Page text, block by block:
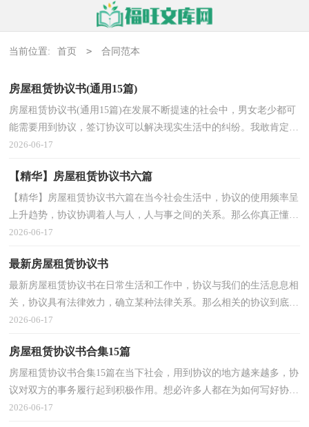
当前位置: 首页 > 合同范本
房屋租赁协议书(通用15篇)
房屋租赁协议书(通用15篇)在发展不断提速的社会中，男女老少都可
能需要用到协议，签订协议可以解决现实生活中的纠纷。我敢肯定，
大部分人都对拟定协议很是头疼的，下面是小编帮大家...
2026-06-17
【精华】房屋租赁协议书六篇
【精华】房屋租赁协议书六篇在当今社会生活中，协议的使用频率呈
上升趋势，协议协调着人与人，人与事之间的关系。那么你真正懂得
怎么写好协议吗？下面是小编整理的房屋租赁协议书7...
2026-06-17
最新房屋租赁协议书
最新房屋租赁协议书在日常生活和工作中，协议与我们的生活息息相
关，协议具有法律效力，确立某种法律关系。那么相关的协议到底怎
么写呢？下面是小编收集整理的最新房屋租赁协议书，仅...
2026-06-17
房屋租赁协议书合集15篇
房屋租赁协议书合集15篇在当下社会，用到协议的地方越来越多，协
议对双方的事务履行起到积极作用。想必许多人都在为如何写好协议
而烦恼吧，下面是小编为大家收集的房屋租赁协议书...
2026-06-17